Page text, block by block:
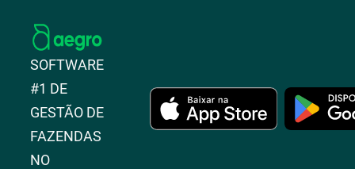
SOFTWARE
#1 DE
GESTÃO DE
FAZENDAS
NO